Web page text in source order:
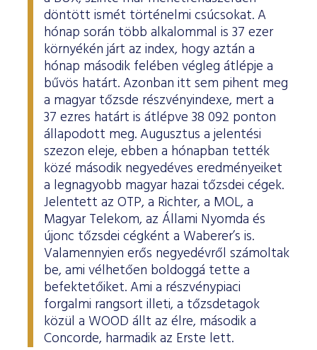
döntött ismét történelmi csúcsokat. A
hónap során több alkalommal is 37 ezer
környékén járt az index, hogy aztán a
hónap második felében végleg átlépje a
bűvös határt. Azonban itt sem pihent meg
a magyar tőzsde részvényindexe, mert a
37 ezres határt is átlépve 38 092 ponton
állapodott meg. Augusztus a jelentési
szezon eleje, ebben a hónapban tették
közé második negyedéves eredményeiket
a legnagyobb magyar hazai tőzsdei cégek.
Jelentett az OTP, a Richter, a MOL, a
Magyar Telekom, az Állami Nyomda és
újonc tőzsdei cégként a Waberer’s is.
Valamennyien erős negyedévről számoltak
be, ami vélhetően boldoggá tette a
befektetőiket. Ami a részvénypiaci
forgalmi rangsort illeti, a tőzsdetagok
közül a WOOD állt az élre, második a
Concorde, harmadik az Erste lett.